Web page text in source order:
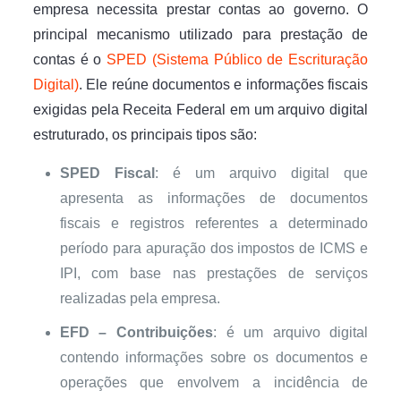
empresa necessita prestar contas ao governo. O
principal mecanismo utilizado para prestação de
contas é o SPED (Sistema Público de Escrituração
Digital). Ele reúne documentos e informações fiscais
exigidas pela Receita Federal em um arquivo digital
estruturado, os principais tipos são:
SPED Fiscal : é um arquivo digital que
apresenta as informações de documentos
fiscais e registros referentes a determinado
período para apuração dos impostos de ICMS e
IPI, com base nas prestações de serviços
realizadas pela empresa.
EFD – Contribuições: é um arquivo digital
contendo informações sobre os documentos e
operações que envolvem a incidência de